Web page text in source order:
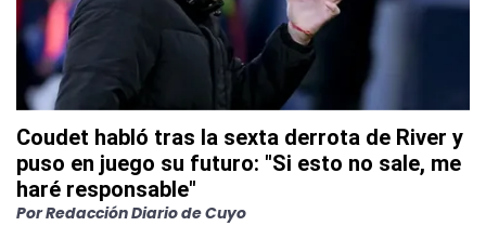
Coudet habló tras la sexta derrota de River y
puso en juego su futuro: "Si esto no sale, me
haré responsable"
PorRedacción Diario de Cuyo